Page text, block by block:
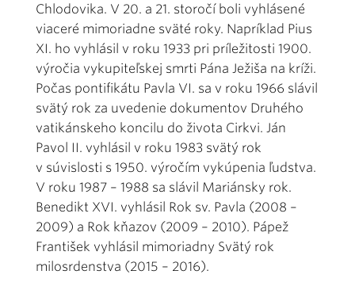
Chlodovika. V 20. a 21. storočí boli vyhlásené
viaceré mimoriadne sväté roky. Napríklad Pius
XI. ho vyhlásil v roku 1933 pri príležitosti 1900.
výročia vykupiteľskej smrti Pána Ježiša na kríži.
Počas pontifikátu Pavla VI. sa v roku 1966 slávil
svätý rok za uvedenie dokumentov Druhého
vatikánskeho koncilu do života Cirkvi. Ján
Pavol II. vyhlásil v roku 1983 svätý rok
v súvislosti s 1950. výročím vykúpenia ľudstva.
V roku 1987 – 1988 sa slávil Mariánsky rok.
Benedikt XVI. vyhlásil Rok sv. Pavla (2008 –
2009) a Rok kňazov (2009 – 2010). Pápež
František vyhlásil mimoriadny Svätý rok
milosrdenstva (2015 – 2016).